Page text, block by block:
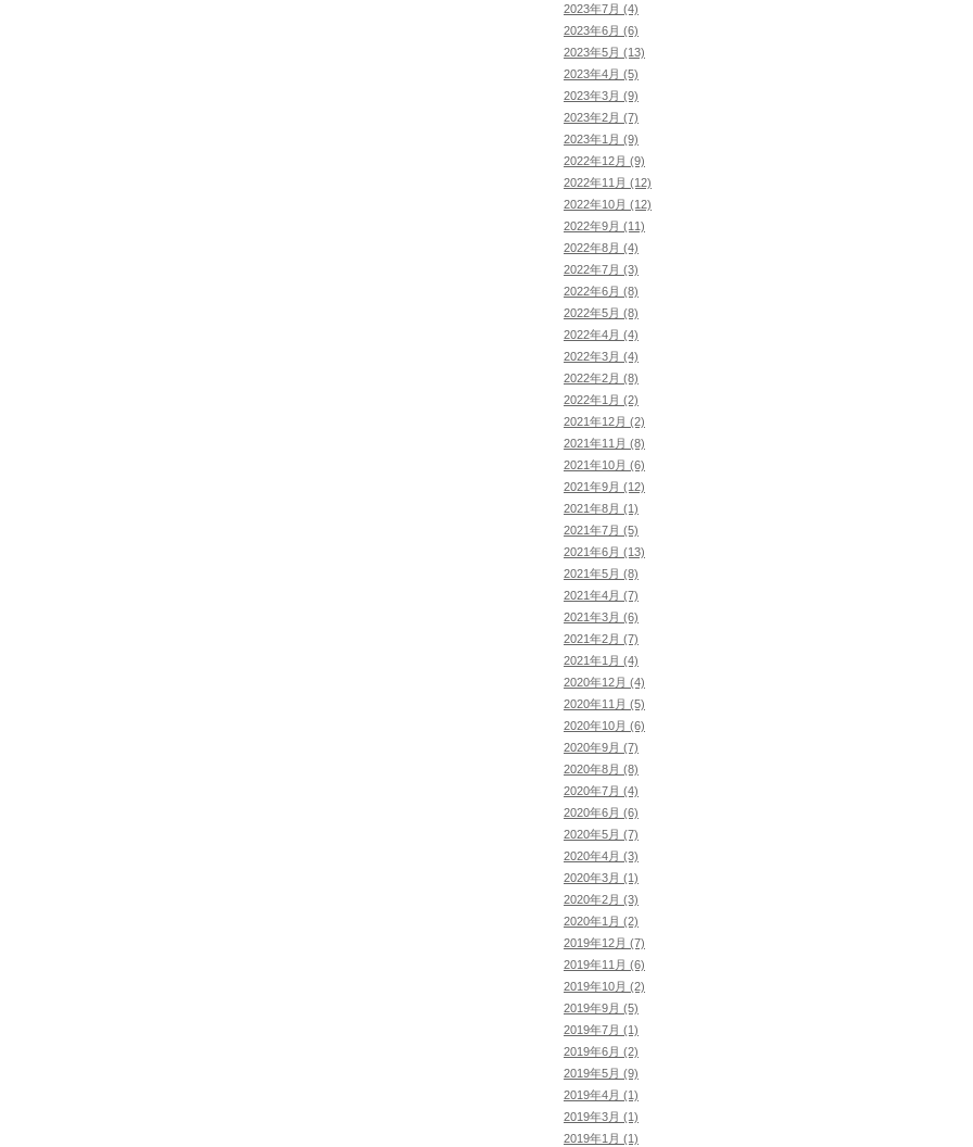
2023年7月 (4)
2023年6月 (6)
2023年5月 (13)
2023年4月 (5)
2023年3月 (9)
2023年2月 (7)
2023年1月 (9)
2022年12月 (9)
2022年11月 (12)
2022年10月 (12)
2022年9月 (11)
2022年8月 (4)
2022年7月 (3)
2022年6月 (8)
2022年5月 (8)
2022年4月 (4)
2022年3月 (4)
2022年2月 (8)
2022年1月 (2)
2021年12月 (2)
2021年11月 (8)
2021年10月 (6)
2021年9月 (12)
2021年8月 (1)
2021年7月 (5)
2021年6月 (13)
2021年5月 (8)
2021年4月 (7)
2021年3月 (6)
2021年2月 (7)
2021年1月 (4)
2020年12月 (4)
2020年11月 (5)
2020年10月 (6)
2020年9月 (7)
2020年8月 (8)
2020年7月 (4)
2020年6月 (6)
2020年5月 (7)
2020年4月 (3)
2020年3月 (1)
2020年2月 (3)
2020年1月 (2)
2019年12月 (7)
2019年11月 (6)
2019年10月 (2)
2019年9月 (5)
2019年7月 (1)
2019年6月 (2)
2019年5月 (9)
2019年4月 (1)
2019年3月 (1)
2019年1月 (1)